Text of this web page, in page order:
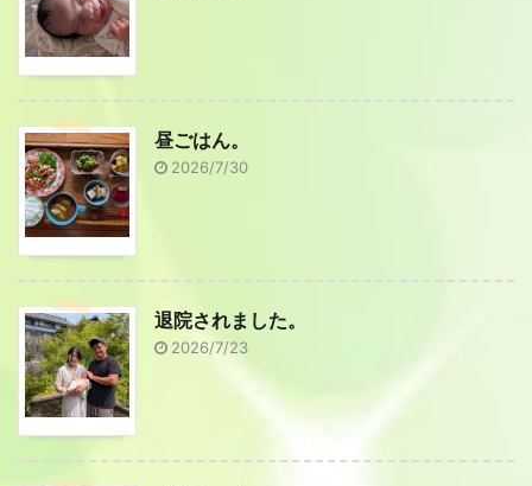
昼ごはん。
2026/7/30
退院されました。
2026/7/23